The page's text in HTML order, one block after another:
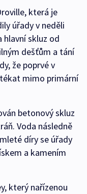
která je
úřady v neděli
hlavní skluz od
dešťům a tání
že poprvé v
mimo primární
betonový skluz
Voda následně
díry se úřady
a kamením
který nařízenou